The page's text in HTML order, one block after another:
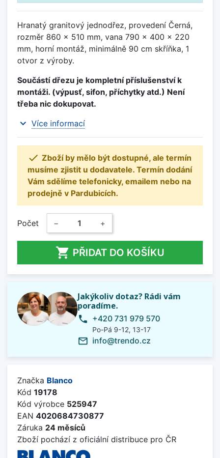
Hranatý granitový jednodřez, provedení Černá,
rozměr 860 x 510 mm, vana 790 x 400 x 220
mm, horní montáž, minimálně 90 cm skříňka, 1
otvor z výroby.
Součástí dřezu je kompletní příslušenství k
montáži. (výpusť, sifon, příchytky atd.) Není
třeba nic dokupovat.
expand_more Více informací
 Zboží by mělo být dostupné, ale termín
musíme zjistit u dodavatele. Termín dodání
Vám sdělíme telefonicky, emailem nebo na
prodejně v Pardubicích.
Počet − +
 PŘIDAT DO KOŠÍKU
Jakýkoliv dotaz? Rádi vám
poradíme.
phone +420 731 979 570
Po-Pá 9-12, 13-17
mail_outline info@trendo.cz
Značka Blanco
Kód 19178
Kód výrobce 525947
EAN 4020684730877
Záruka 24 měsíců
Zboží pochází z oficiální distribuce pro ČR